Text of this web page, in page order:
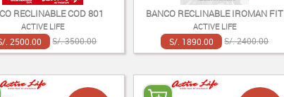
RECLINABLE COD 801
ACTIVE LIFE
. 2500.00 S/. 3500.00
BANCO RECLINABLE IROMAN FIT
ACTIVE LIFE
S/. 1890.00 S/. 2400.00